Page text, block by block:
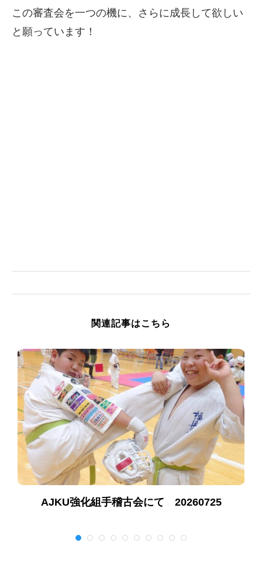
この審査会を一つの機に、さらに成長して欲しい
と願っています！
関連記事はこちら
AJKU強化組手稽古会にて 20260725